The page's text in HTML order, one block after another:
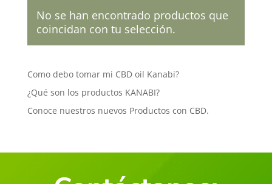
No se han encontrado productos que
coincidan con tu selección.
Como debo tomar mi CBD oil Kanabi?
¿Qué son los productos KANABI?
Conoce nuestros nuevos Productos con CBD.